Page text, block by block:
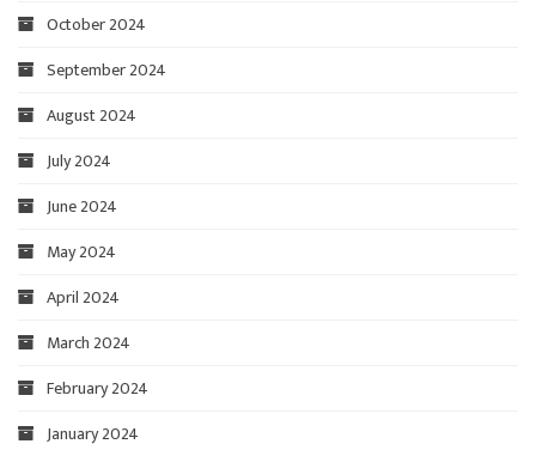
October 2024
September 2024
August 2024
July 2024
June 2024
May 2024
April 2024
March 2024
February 2024
January 2024